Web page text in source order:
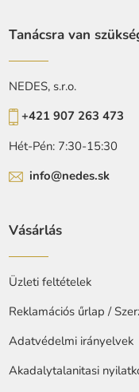
Tanácsra van
NEDES, s.r.o.
+421 907 263 473
Hét-Pén: 7:30-15:30
info@nedes.sk
Vásárlás
Üzleti feltételek
Reklamációs űrlap /
Adatvédelmi irányelvek
Akadalytalanitasi